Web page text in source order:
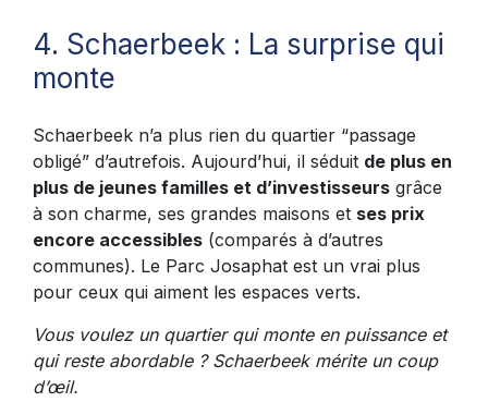
4. Schaerbeek : La surprise qui
monte
Schaerbeek n’a plus rien du quartier “passage
obligé” d’autrefois. Aujourd’hui, il séduit de plus en
plus de jeunes familles et d’investisseurs grâce
à son charme, ses grandes maisons et ses prix
encore accessibles (comparés à d’autres
communes). Le Parc Josaphat est un vrai plus
pour ceux qui aiment les espaces verts.
Vous voulez un quartier qui monte en puissance et
qui reste abordable ? Schaerbeek mérite un coup
d’œil.